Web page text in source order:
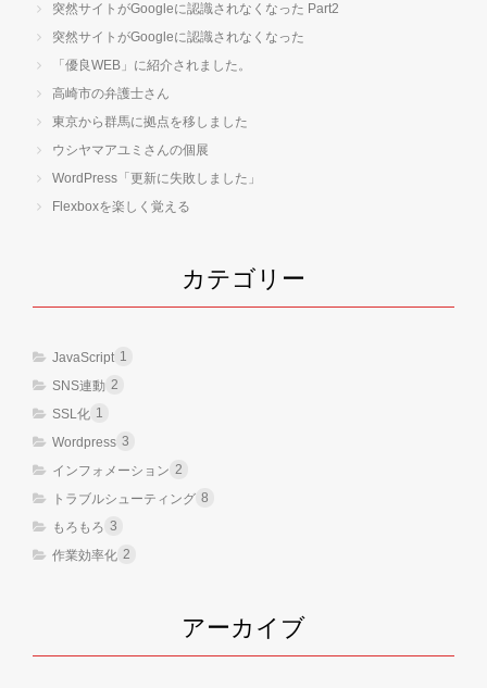
突然サイトがGoogleに認識されなくなった Part2
突然サイトがGoogleに認識されなくなった
「優良WEB」に紹介されました。
高崎市の弁護士さん
東京から群馬に拠点を移しました
ウシヤマアユミさんの個展
WordPress「更新に失敗しました」
Flexboxを楽しく覚える
カテゴリー
JavaScript 1
SNS連動 2
SSL化 1
Wordpress 3
インフォメーション 2
トラブルシューティング 8
もろもろ 3
作業効率化 2
アーカイブ